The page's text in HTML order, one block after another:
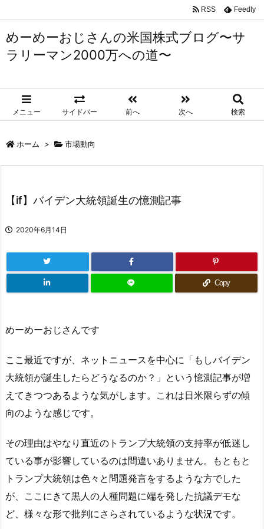
めーめーおじさんの米国株式ブログ〜サ
ラリーマン2000万への道〜
メニュー サイドバー 前へ 次へ 検索
RSS Feedly
ホーム > 市場動向
【if】バイデン大統領誕生の憶測記事
2020年6月14日
Copy
めーめーおじさんです
ここ最近ですが、ネットニュースを中心に「もしバイデン
大統領が誕生したらどうなるのか？」という憶測記事が増
えてきつつあるような気がします。これは日米限らずの傾
向のような感じです。
その理由はやなり直近のトランプ大統領の支持率が低迷し
ている事が影響しているのは間違いありません。もともと
トランプ大統領は色々と問題発言をするような方でした
が、ここにきて黒人の人種問題に端を発した抗議デモな
ど、様々な形で批判にさらされているような状況です。